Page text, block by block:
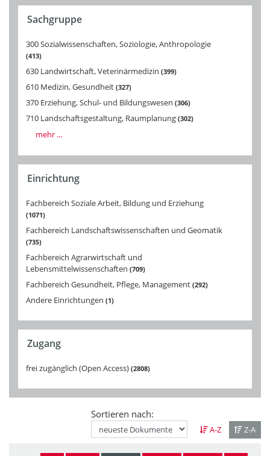
Sachgruppe
300 Sozialwissenschaften, Soziologie, Anthropologie
413
630 Landwirtschaft, Veterinärmedizin 399
610 Medizin, Gesundheit 327
370 Erziehung, Schul- und Bildungswesen 306
710 Landschaftsgestaltung, Raumplanung 302
mehr ...
Einrichtung
Fachbereich Soziale Arbeit, Bildung und Erziehung
1071
Fachbereich Landschaftswissenschaften und Geomatik
735
Fachbereich Agrarwirtschaft und
Lebensmittelwissenschaften 709
Fachbereich Gesundheit, Pflege, Management 292
Andere Einrichtungen 1
Zugang
frei zugänglich (Open Access) 2808
Sortieren nach:
A-Z Z-A